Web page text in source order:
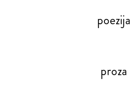
poezija
proza